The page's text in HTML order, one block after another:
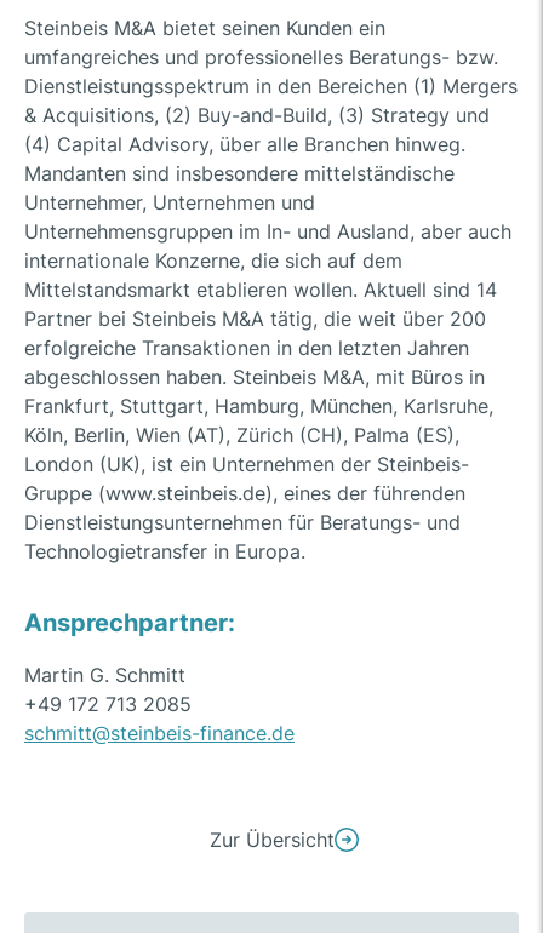
Steinbeis M&A bietet seinen Kunden ein
umfangreiches und professionelles Beratungs- bzw.
Dienstleistungsspektrum in den Bereichen (1) Mergers
& Acquisitions, (2) Buy-and-Build, (3) Strategy und
(4) Capital Advisory, über alle Branchen hinweg.
Mandanten sind insbesondere mittelständische
Unternehmer, Unternehmen und
Unternehmensgruppen im In- und Ausland, aber auch
internationale Konzerne, die sich auf dem
Mittelstandsmarkt etablieren wollen. Aktuell sind 14
Partner bei Steinbeis M&A tätig, die weit über 200
erfolgreiche Transaktionen in den letzten Jahren
abgeschlossen haben. Steinbeis M&A, mit Büros in
Frankfurt, Stuttgart, Hamburg, München, Karlsruhe,
Köln, Berlin, Wien (AT), Zürich (CH), Palma (ES),
London (UK), ist ein Unternehmen der Steinbeis-
Gruppe (www.steinbeis.de), eines der führenden
Dienstleistungsunternehmen für Beratungs- und
Technologietransfer in Europa.
Ansprechpartner:
Martin G. Schmitt
+49 172 713 2085
schmitt@steinbeis-finance.de
Zur Übersicht